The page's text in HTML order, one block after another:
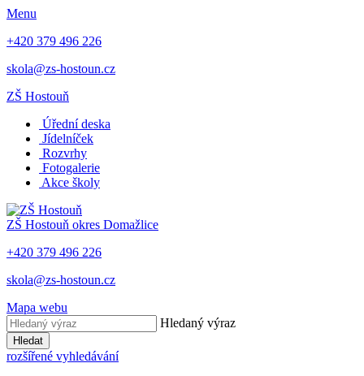
Menu
+420 379 496 226
skola@zs-hostoun.cz
ZŠ Hostouň
Úřední deska
Jídelníček
Rozvrhy
Fotogalerie
Akce školy
ZŠ Hostouň okres Domažlice
+420 379 496 226
skola@zs-hostoun.cz
Mapa webu
Hledaný výraz
Hledat
rozšířené vyhledávání